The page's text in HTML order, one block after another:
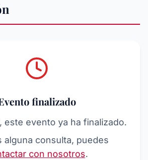
finalizado
este evento ya ha finalizado.
alguna consulta, puedes
con nosotros.